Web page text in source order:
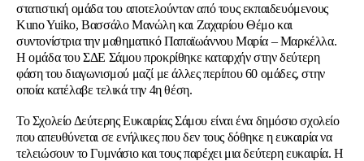
στατιστική ομάδα του αποτελούνταν από τους εκπαιδευόμενους
Kuno Yuiko, Βασσάλο Μανώλη και Ζαχαρίου Θέμο και
συντονίστρια την μαθηματικό Παπαϊωάννου Μαρία – Μαρκέλλα.
Η ομάδα του ΣΔΕ Σάμου προκρίθηκε καταρχήν στην δεύτερη
φάση του διαγωνισμού μαζί με άλλες περίπου 60 ομάδες, στην
οποία κατέλαβε τελικά την 4η θέση.
Το Σχολείο Δεύτερης Ευκαιρίας Σάμου είναι ένα δημόσιο σχολείο
που απευθύνεται σε ενήλικες που δεν τους δόθηκε η ευκαιρία να
τελειώσουν το Γυμνάσιο και τους παρέχει μια δεύτερη ευκαιρία. Η